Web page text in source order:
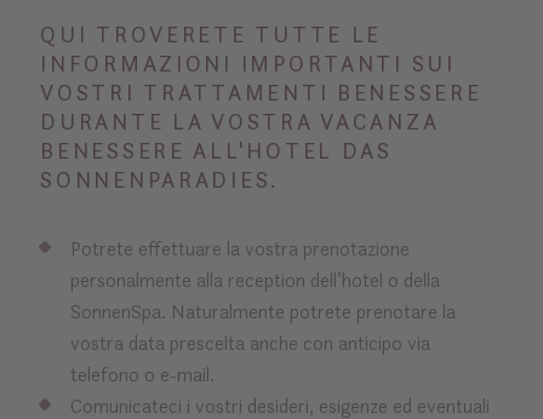
QUI TROVERETE TUTTE LE
INFORMAZIONI IMPORTANTI SUI
VOSTRI TRATTAMENTI BENESSERE
DURANTE LA VOSTRA VACANZA
BENESSERE ALL'HOTEL DAS
SONNENPARADIES.
Potrete effettuare la vostra prenotazione
personalmente alla reception dell’hotel o della
SonnenSpa. Naturalmente potrete prenotare la
vostra data prescelta anche con anticipo via
telefono o e-mail.
Comunicateci i vostri desideri, esigenze ed eventuali